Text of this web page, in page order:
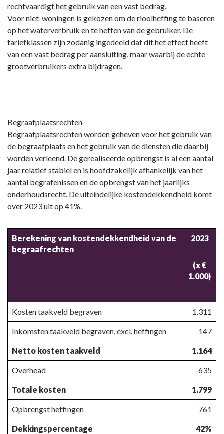
rechtvaardigt het gebruik van een vast bedrag.
Voor niet-woningen is gekozen om de rioolheffing te baseren
op het waterverbruik en te heffen van de gebruiker. De
tariefklassen zijn zodanig ingedeeld dat dit het effect heeft
van een vast bedrag per aansluiting, maar waarbij de echte
grootverbruikers extra bijdragen.
Begraafplaatsrechten
Begraafplaatsrechten worden geheven voor het gebruik van
de begraafplaats en het gebruik van de diensten die daarbij
worden verleend. De gerealiseerde opbrengst is al een aantal
jaar relatief stabiel en is hoofdzakelijk afhankelijk van het
aantal begrafenissen en de opbrengst van het jaarlijks
onderhoudsrecht. De uiteindelijke kostendekkendheid komt
over 2023 uit op 41%.
Berekening van kostendekkendheid van de
begraafrechten
2023
(x €
1.000)
Kosten taakveld begraven 1.311
Inkomsten taakveld begraven, excl. heffingen 147
Netto kosten taakveld 1.164
Overhead 635
Totale kosten 1.799
Opbrengst heffingen 761
Dekkingspercentage 42%